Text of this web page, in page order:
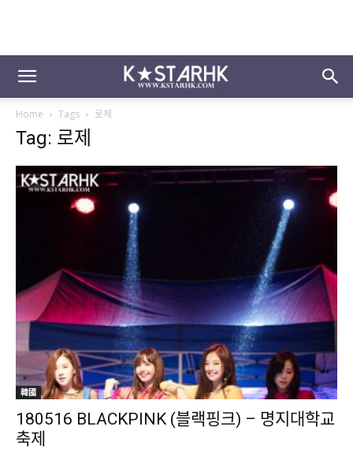
Home Tags 로제
Tag: 로제
韓國
180516 BLACKPINK (블랙핑크) – 명지대학교
축제